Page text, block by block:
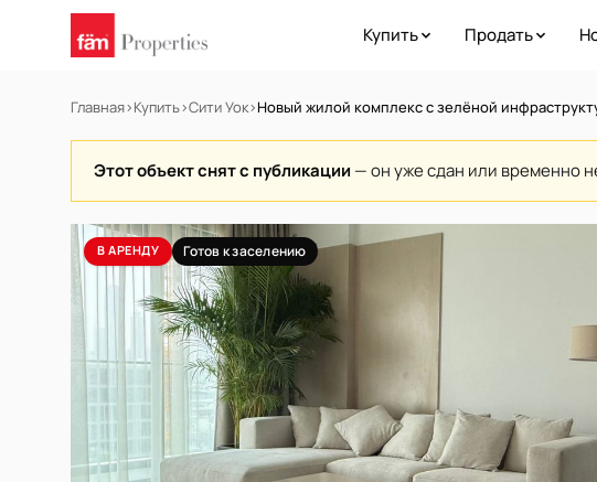
Купить Продать
Главная›Купить›Сити Уок›Новый жилой комплекс с зелёной
Этот объект снят с публикации — он уже сдан или временно
В АРЕНДУ Готов к заселению